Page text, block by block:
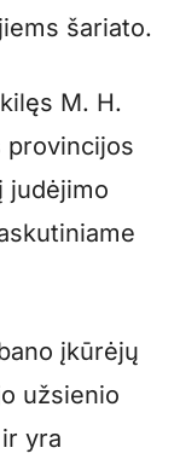
šariato.
M. H.
provincijos
judėjimo
įkūrėjų
užsienio
yra